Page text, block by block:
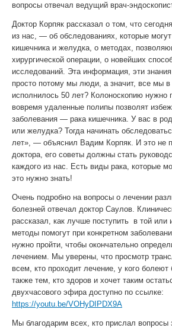
вопросы отвечал ведущий врач-
Доктор Корпяк рассказал о том, что
из нас, — об обследованиях, которые могут
кишечника и желудка, о методах,
хирургической операции, о новейших
исследований. Эта информация, эти
просто потому мы люди, а значит, все мы в
исполнилось 50 лет? Колоноскопию нужно
вовремя удаленные полипы позволят
заболевания — рака кишечника. У вас в
или желудка? Тогда начинать
лет», — объяснил Вадим Корпяк. И это не
доктора, его советы должны стать
каждого из нас. Есть виды рака, которые
это нужно знать!
Очень подробно на вопросы о лечении
болезней отвечал доктор Саулов.
рассказал, как лучше поступить в той или
методы помогут при конкретном
нужно пройти, чтобы окончательно
лечением. Мы уверены, что просмотр
всем, кто проходит лечение, у кого болеют
также тем, кто здоров и хочет таким
двухчасового эфира доступно по ссылке:
https://youtu.be/VOHyDIPDX9A
Мы благодарим всех, кто прислал вопросы